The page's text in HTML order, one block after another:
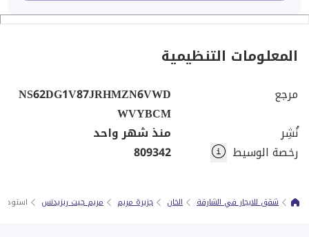
المعلومات التنظيمية
مرجع
NS62DG1V87JRHMZN6VWD
WVYBCM
نُشِر
منذ شهر واحد
رخصة الوسيط
809342
شقق للايجار في الشارقة الخان جزيرة مريم مريم جيت ريزيدنس